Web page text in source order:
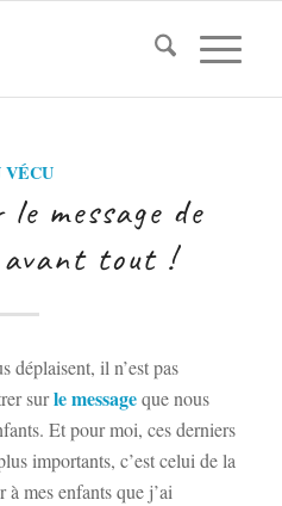
VÉCU
message de
tout !
déplaisent, il n’est pas
surle messageque nous
Et pour moi, ces derniers
importants, c’est celui de la
à mes enfants que j’ai